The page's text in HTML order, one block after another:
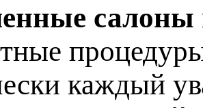
салоны
каждый